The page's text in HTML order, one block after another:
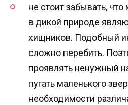
не стоит забывать,
в дикой природе
хищников. Подобный
сложно перебить.
проявлять ненужный
пугать маленького
необходимости